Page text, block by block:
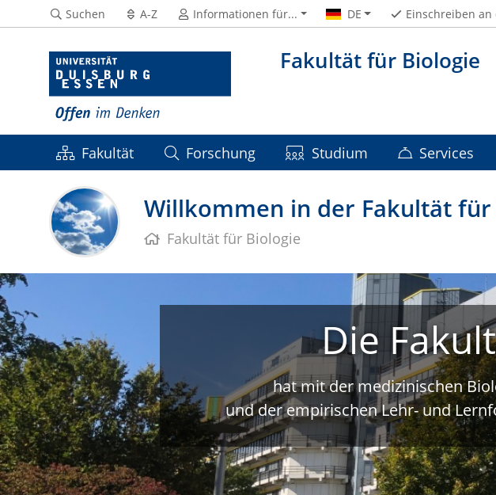
Fakultät für Biologie
Suchen A-Z Informationen für... DE Einschreiben an
Fakultät Forschung Studium Services
Willkommen in der Fakultät für
Fakultät für Biologie
Die
hat mit der medizinischen
und der empirischen Lehr- und